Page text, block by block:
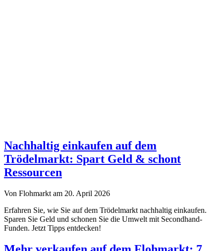
Nachhaltig einkaufen auf dem
Trödelmarkt: Spart Geld & schont
Ressourcen
Von Flohmarkt am 20. April 2026
Erfahren Sie, wie Sie auf dem Trödelmarkt nachhaltig einkaufen.
Sparen Sie Geld und schonen Sie die Umwelt mit Secondhand-
Funden. Jetzt Tipps entdecken!